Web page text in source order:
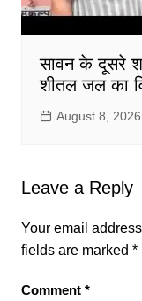
सावन के दूसरे
शीतल जल का
August 8, 2026
Leave a Reply
Your email
fields are marked *
Comment *